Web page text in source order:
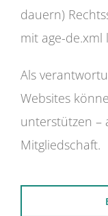
dauern)
mit age-de.xml
Als
Websites
unterstützen –
Mitgliedschaft.